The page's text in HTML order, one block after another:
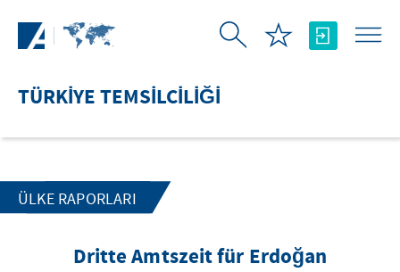
TÜRKIYE TEMSILCILIĞI
ÜLKE RAPORLARI
Dritte Amtszeit für Erdoğan